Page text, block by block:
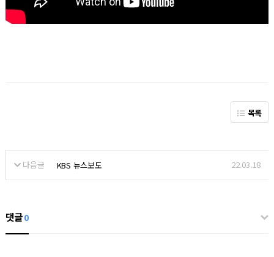
목록
다음글 KBS 뉴스보도 22.03.18
댓글0